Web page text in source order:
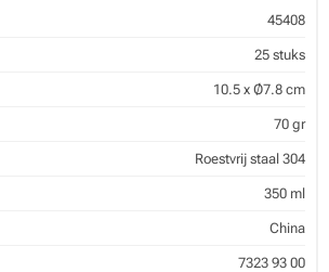
45408
25 stuks
10.5 x Ø7.8 cm
70 gr
Roestvrij staal 304
350 ml
China
7323 93 00